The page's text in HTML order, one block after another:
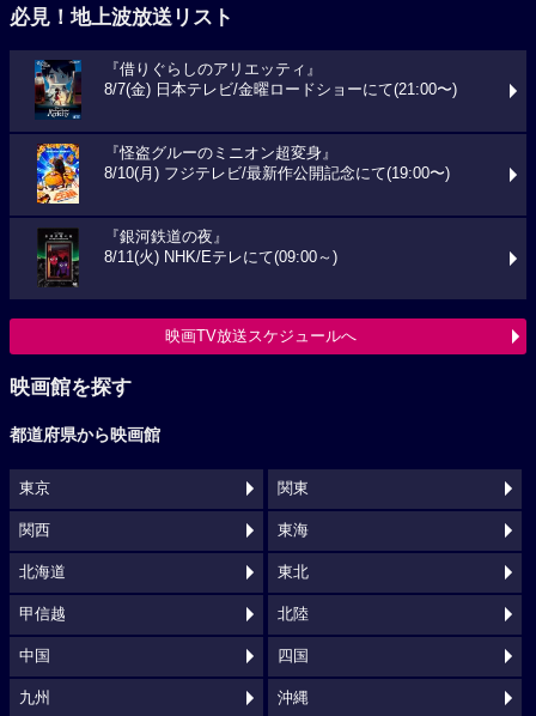
必見！地上波放送リスト
『借りぐらしのアリエッティ』
8/7(金) 日本テレビ/金曜ロードショーにて(21:00〜)
『怪盗グルーのミニオン超変身』
8/10(月) フジテレビ/最新作公開記念にて(19:00〜)
『銀河鉄道の夜』
8/11(火) NHK/Eテレにて(09:00～)
映画TV放送スケジュールへ
映画館を探す
都道府県から映画館
東京 関東
関西 東海
北海道 東北
甲信越 北陸
中国 四国
九州 沖縄